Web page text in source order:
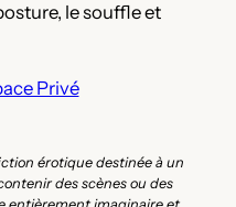
le souffle et
Privé
érotique destinée à un
des scènes ou des
entièrement imaginaire et